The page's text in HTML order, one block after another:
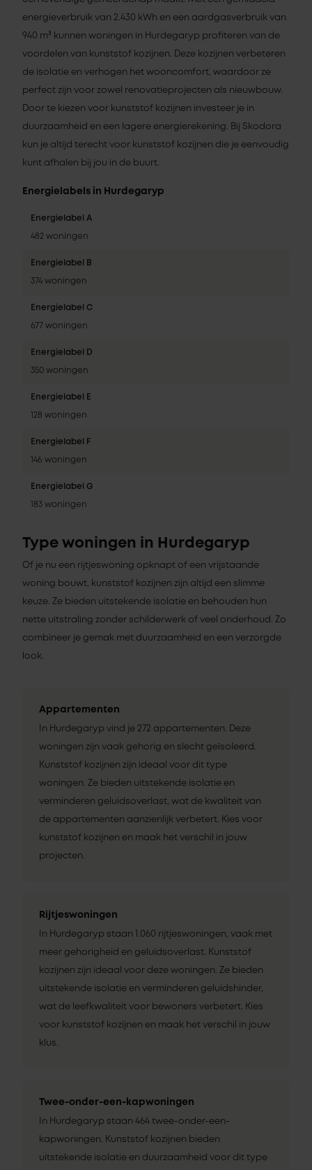
energieverbruik van 2.430 kWh en een aardgasverbruik van
940 m³ kunnen woningen in Hurdegaryp profiteren van de
voordelen van kunststof kozijnen. Deze kozijnen verbeteren
de isolatie en verhogen het wooncomfort, waardoor ze
perfect zijn voor zowel renovatieprojecten als nieuwbouw.
Door te kiezen voor kunststof kozijnen investeer je in
duurzaamheid en een lagere energierekening. Bij Skodora
kun je altijd terecht voor kunststof kozijnen die je eenvoudig
kunt afhalen bij jou in de buurt.
Energielabels in Hurdegaryp
Energielabel A
482 woningen
Energielabel B
374 woningen
Energielabel C
677 woningen
Energielabel D
350 woningen
Energielabel E
128 woningen
Energielabel F
146 woningen
Energielabel G
183 woningen
Type woningen in Hurdegaryp
Of je nu een rijtjeswoning opknapt of een vrijstaande
woning bouwt, kunststof kozijnen zijn altijd een slimme
keuze. Ze bieden uitstekende isolatie en behouden hun
nette uitstraling zonder schilderwerk of veel onderhoud. Zo
combineer je gemak met duurzaamheid en een verzorgde
look.
Appartementen
In Hurdegaryp vind je 272 appartementen. Deze
woningen zijn vaak gehorig en slecht geïsoleerd.
Kunststof kozijnen zijn ideaal voor dit type
woningen. Ze bieden uitstekende isolatie en
verminderen geluidsoverlast, wat de kwaliteit van
de appartementen aanzienlijk verbetert. Kies voor
kunststof kozijnen en maak het verschil in jouw
projecten.
Rijtjeswoningen
In Hurdegaryp staan 1.060 rijtjeswoningen, vaak met
meer gehorigheid en geluidsoverlast. Kunststof
kozijnen zijn ideaal voor deze woningen. Ze bieden
uitstekende isolatie en verminderen geluidshinder,
wat de leefkwaliteit voor bewoners verbetert. Kies
voor kunststof kozijnen en maak het verschil in jouw
klus.
Twee-onder-een-kapwoningen
In Hurdegaryp staan 464 twee-onder-een-
kapwoningen. Kunststof kozijnen bieden
uitstekende isolatie en duurzaamheid voor dit type